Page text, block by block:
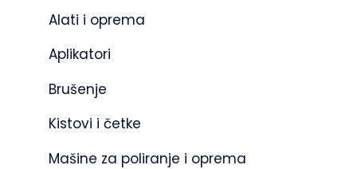
Alati i oprema
Aplikatori
Brušenje
Kistovi i četke
Mašine za poliranje i oprema